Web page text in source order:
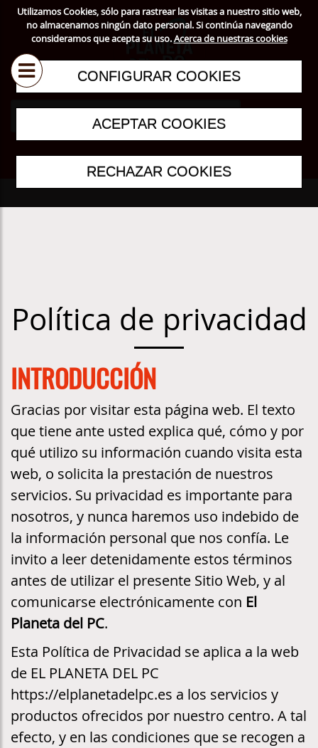
Utilizamos Cookies, sólo para rastrear las visitas a nuestro sitio web,
no almacenamos ningún dato personal. Si continúa navegando
consideramos que acepta su uso.Acerca de nuestras cookies
CONFIGURAR COOKIES
ACEPTAR COOKIES
RECHAZAR COOKIES
Política de privacidad
INTRODUCCIÓN
Gracias por visitar esta página web. El texto
que tiene ante usted explica qué, cómo y por
qué utilizo su información cuando visita esta
web, o solicita la prestación de nuestros
servicios. Su privacidad es importante para
nosotros, y nunca haremos uso indebido de
la información personal que nos confía. Le
invito a leer detenidamente estos términos
antes de utilizar el presente Sitio Web, y al
comunicarse electrónicamente con El
Planeta del PC.
Esta Política de Privacidad se aplica a la web
de EL PLANETA DEL PC
https://elplanetadelpc.es a los servicios y
productos ofrecidos por nuestro centro. A tal
efecto, y en las condiciones que se recogen a